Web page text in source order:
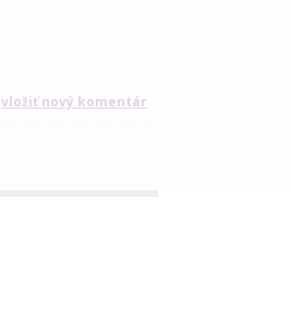
vložiť nový komentár